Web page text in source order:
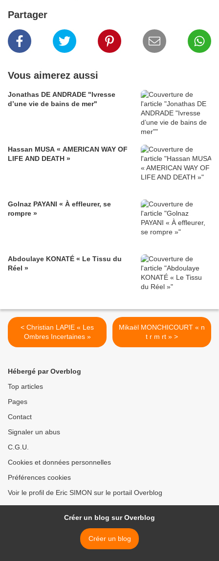
Partager
Vous aimerez aussi
Jonathas DE ANDRADE "Ivresse
d’une vie de bains de mer"
Hassan MUSA « AMERICAN WAY OF
LIFE AND DEATH »
Golnaz PAYANI « À effleurer, se
rompre »
Abdoulaye KONATÉ « Le Tissu du
Réel »
< Christian LAPIE « Les
Ombres Incertaines »
Mikaël MONCHICOURT « n
t r m rt » >
Hébergé par Overblog
Top articles
Pages
Contact
Signaler un abus
C.G.U.
Cookies et données personnelles
Préférences cookies
Voir le profil de Eric SIMON sur le portail Overblog
Créer un blog sur Overblog
Créer un blog